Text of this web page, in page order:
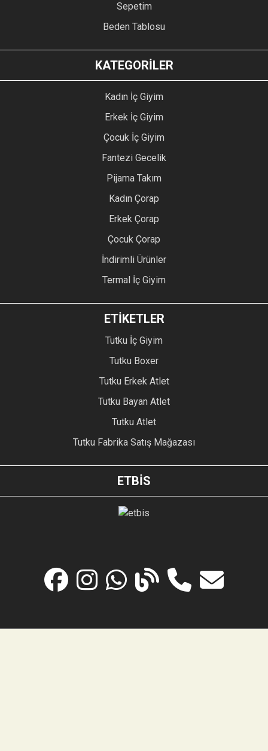
Sepetim
Beden Tablosu
KATEGORİLER
Kadın İç Giyim
Erkek İç Giyim
Çocuk İç Giyim
Fantezi Gecelik
Pijama Takım
Kadın Çorap
Erkek Çorap
Çocuk Çorap
İndirimli Ürünler
Termal İç Giyim
ETİKETLER
Tutku İç Giyim
Tutku Boxer
Tutku Erkek Atlet
Tutku Bayan Atlet
Tutku Atlet
Tutku Fabrika Satış Mağazası
ETBİS